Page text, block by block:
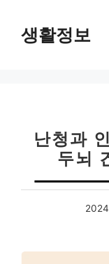
생활정보
난청과
두뇌